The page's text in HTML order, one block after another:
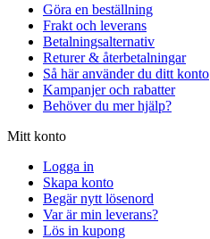
Göra en beställning
Frakt och leverans
Betalningsalternativ
Returer & återbetalningar
Så här använder du ditt konto
Kampanjer och rabatter
Behöver du mer hjälp?
Mitt konto
Logga in
Skapa konto
Begär nytt lösenord
Var är min leverans?
Lös in kupong